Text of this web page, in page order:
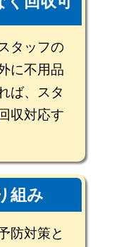
タッフの
に不用品
ば、スタ
収対応す
組み
防対策と